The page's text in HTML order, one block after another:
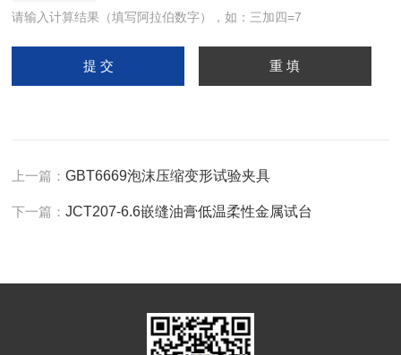
请输入计算结果（填写阿拉伯数字），如：三加四=7
上一篇：GBT6669泡沫压缩变形试验夹具
下一篇：JCT207-6.6嵌缝油膏低温柔性金属试台